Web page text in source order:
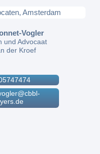
Vogler
und Advocaat
der Kroef